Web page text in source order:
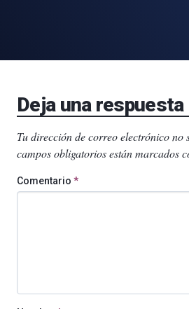
Deja una respuesta
Tu dirección de correo electrónico no
campos obligatorios están marcados
Comentario *